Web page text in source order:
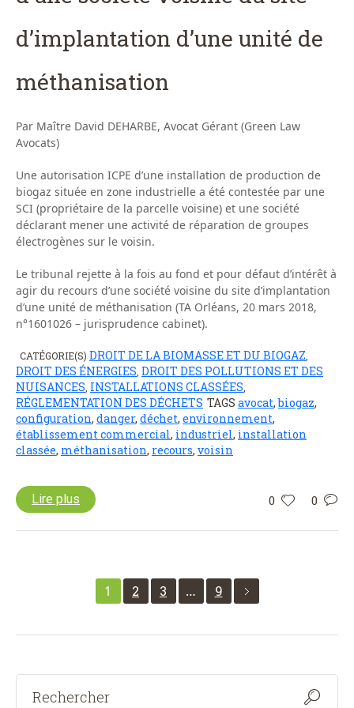
d’implantation d’une unité de
méthanisation
Par Maître David DEHARBE, Avocat Gérant (Green Law
Avocats)
Une autorisation ICPE d’une installation de production de
biogaz située en zone industrielle a été contestée par une
SCI (propriétaire de la parcelle voisine) et une société
déclarant mener une activité de réparation de groupes
électrogènes sur le voisin.
Le tribunal rejette à la fois au fond et pour défaut d’intérêt à
agir du recours d’une société voisine du site d’implantation
d’une unité de méthanisation (TA Orléans, 20 mars 2018,
n°1601026 – jurisprudence cabinet).
CATÉGORIE(S) DROIT DE LA BIOMASSE ET DU BIOGAZ,
DROIT DES ÉNERGIES, DROIT DES POLLUTIONS ET DES
NUISANCES, INSTALLATIONS CLASSÉES,
RÉGLEMENTATION DES DÉCHETS TAGS avocat,biogaz,
configuration, danger, déchet, environnement,
établissement commercial, industriel, installation
classée, méthanisation, recours, voisin
0 0
Lire plus
1 2 3 … 9